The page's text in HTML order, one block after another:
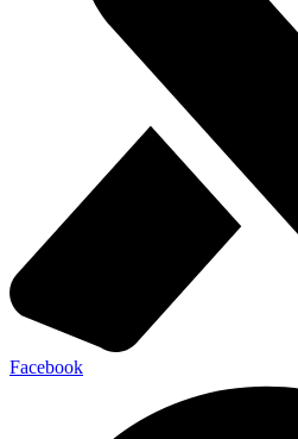
Facebook